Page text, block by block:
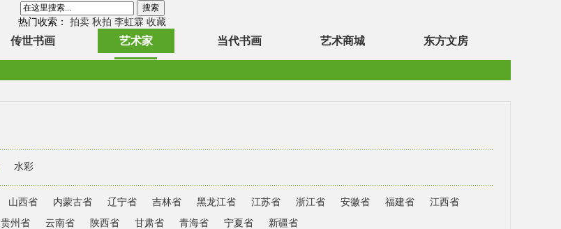
热门收索： 拍卖 秋拍 李虹霖 收藏
传世书画 艺术家 当代书画 艺术商城 东方文房
水彩
山西省 内蒙古省 辽宁省 吉林省 黑龙江省 江苏省 浙江省 安徽省 福建省
江西省
贵州省 云南省 陕西省 甘肃省 青海省 宁夏省 新疆省